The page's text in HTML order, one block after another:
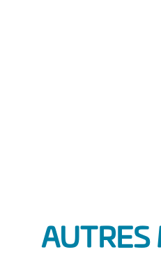
AUTRES